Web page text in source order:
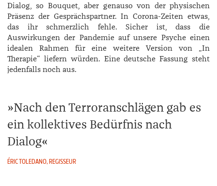
Dialog, so ­Bouquet, aber genauso von der physischen
Präsenz der Gesprächspartner. In Corona-­Zeiten etwas,
das ihr schmerzlich fehle. Sicher ist, dass die
Auswirkungen der Pandemie auf unsere Psyche einen
idealen Rahmen für eine weitere Version von „In
Therapie“ liefern würden. Eine deutsche Fassung steht
jedenfalls noch aus.
Nach den Terroranschlägen gab es
ein kollektives Bedürfnis nach
Dialog
ÉRIC TOLEDANO, REGISSEUR